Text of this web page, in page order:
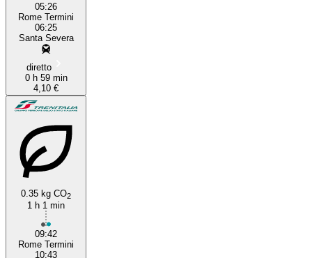
05:26
Rome Termini
06:25
Santa Severa
diretto
0 h 59 min
4,10 €
0.35 kg CO2
1 h 1 min
09:42
Rome Termini
10:43